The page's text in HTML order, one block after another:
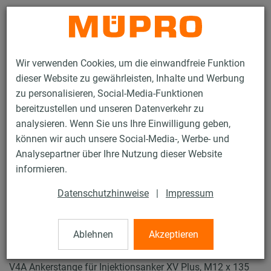
Wir verwenden Cookies, um die einwandfreie Funktion
dieser Website zu gewährleisten, Inhalte und Werbung
zu personalisieren, Social-Media-Funktionen
bereitzustellen und unseren Datenverkehr zu
analysieren. Wenn Sie uns Ihre Einwilligung geben,
können wir auch unsere Social-Media-, Werbe- und
Analysepartner über Ihre Nutzung dieser Website
informieren.
Datenschutzhinweise | Impressum
Ablehnen Akzeptieren
Kontakt
Produkte Befestigungstechnik
Dübel
Ankerstangen für Injektionsanker XV Plus
Ankerstangen für
Injektionsanker XV Plus
V4A Ankerstange für Injektionsanker XV Plus, M12 x 135